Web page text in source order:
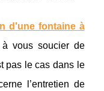
d'une fontaine à
à vous soucier de
pas le cas dans le
l’entretien de